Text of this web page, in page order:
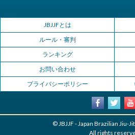
JBJJFとは
ルール・審判
ランキング
お問い合わせ
プライバシーポリシー
© JBJJF - Japan Brazilian Jiu-
All rights